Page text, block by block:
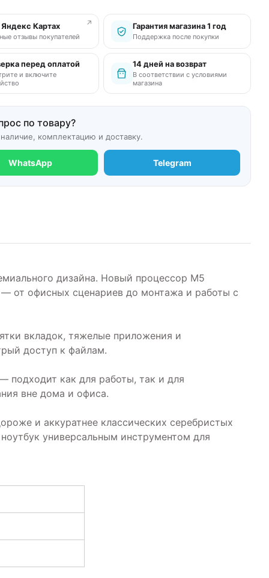
Картах
отзывы покупателей
↗ Гарантия магазина 1 год
Поддержка после покупки
перед оплатой
и включите
14 дней на возврат
В соответствии с условиями
магазина
по товару?
комплектацию и доставку.
WhatsApp Telegram
дизайна. Новый процессор M5
— от офисных сценариев до монтажа и работы с
вкладок, тяжелые приложения и
доступ к файлам.
подходит как для работы, так и для
вне дома и офиса.
и аккуратнее классических серебристых
универсальным инструментом для